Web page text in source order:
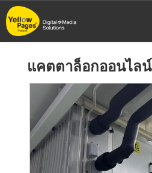
ข้าม
ไป
แคตตาล็อกออนไลน์